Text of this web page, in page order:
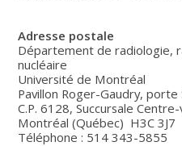
Adresse postale
Département de radiologie,
nucléaire
Université de Montréal
Pavillon Roger-Gaudry, porte
C.P. 6128, Succursale Centre-
Montréal (Québec) H3C 3J7
Téléphone : 514 343-5855